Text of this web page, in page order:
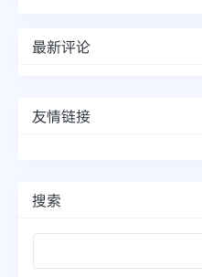
最新评论
友情链接
搜索